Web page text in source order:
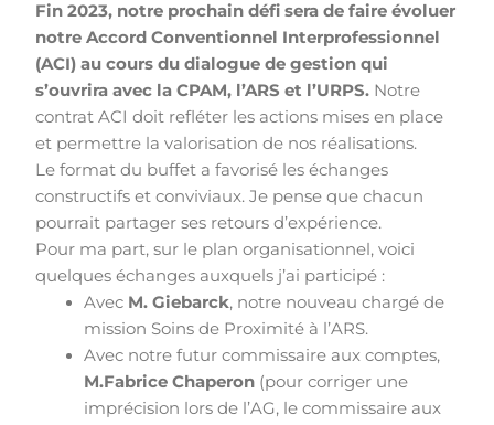
Fin 2023, notre prochain défi sera de faire évoluer
notre Accord Conventionnel Interprofessionnel
(ACI) au cours du dialogue de gestion qui
s’ouvrira avec la CPAM, l’ARS et l’URPS. Notre
contrat ACI doit refléter les actions mises en place
et permettre la valorisation de nos réalisations.
Le format du buffet a favorisé les échanges
constructifs et conviviaux. Je pense que chacun
pourrait partager ses retours d’expérience.
Pour ma part, sur le plan organisationnel, voici
quelques échanges auxquels j’ai participé :
Avec M. Giebarck, notre nouveau chargé de
mission Soins de Proximité à l’ARS.
Avec notre futur commissaire aux comptes,
M.Fabrice Chaperon (pour corriger une
imprécision lors de l’AG, le commissaire aux